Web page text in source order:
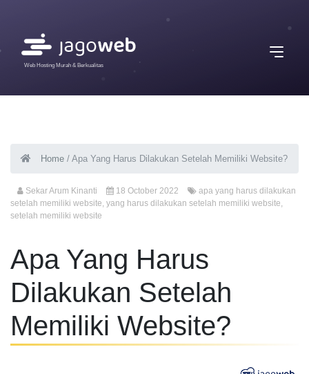
Web Hosting Murah & Berkualitas
Home / Apa Yang Harus Dilakukan Setelah Memiliki Website?
Sekar Arum Kinanti 18 October 2022
apa yang harus dilakukan
setelah memiliki website, yang harus dilakukan setelah memiliki website,
setelah memiliki website
Apa Yang Harus
Dilakukan Setelah
Memiliki Website?